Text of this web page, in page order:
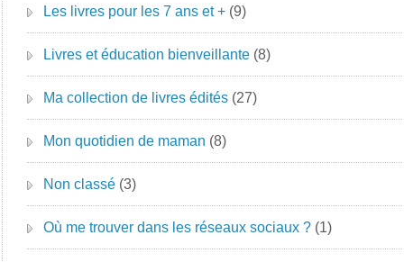
Les livres pour les 7 ans et + (9)
Livres et éducation bienveillante (8)
Ma collection de livres édités (27)
Mon quotidien de maman (8)
Non classé (3)
Où me trouver dans les réseaux sociaux ? (1)